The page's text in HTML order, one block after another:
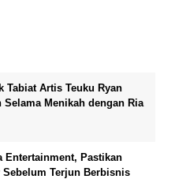
Tabiat Artis Teuku Ryan
Menikah dengan Ria
Entertainment, Pastikan
Sebelum Terjun Berbisnis